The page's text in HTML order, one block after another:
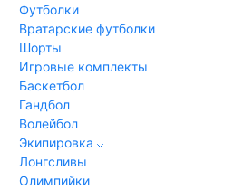
Футболки
Вратарские футболки
Шорты
Игровые комплекты
Баскетбол
Гандбол
Волейбол
Экипировка
Лонгсливы
Олимпийки